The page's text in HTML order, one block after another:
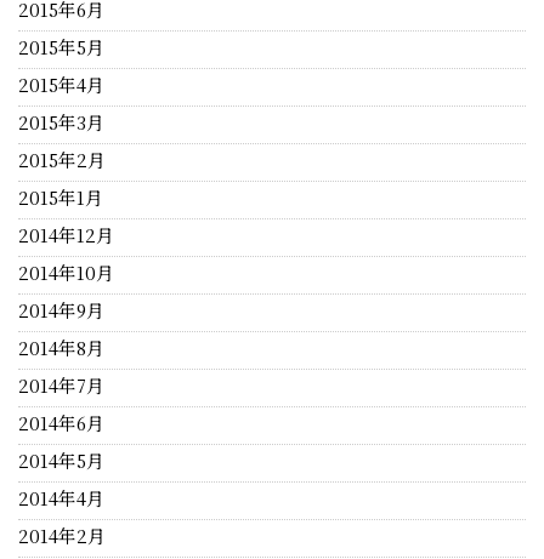
2015年6月
2015年5月
2015年4月
2015年3月
2015年2月
2015年1月
2014年12月
2014年10月
2014年9月
2014年8月
2014年7月
2014年6月
2014年5月
2014年4月
2014年2月